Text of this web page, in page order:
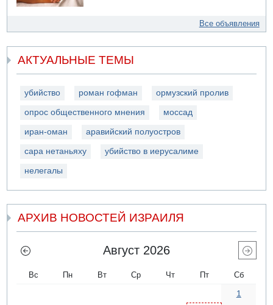
Все объявления
АКТУАЛЬНЫЕ ТЕМЫ
убийство роман гофман ормузский пролив
опрос общественного мнения моссад
иран-оман аравийский полуостров
сара нетаньяху убийство в иерусалиме
нелегалы
АРХИВ НОВОСТЕЙ ИЗРАИЛЯ
Август 2026
Вс Пн Вт Ср Чт Пт Сб
1